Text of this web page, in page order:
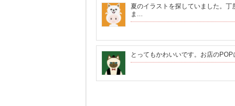
夏のイラストを探していました。
ま...
とってもかわいいです。お店のPOP